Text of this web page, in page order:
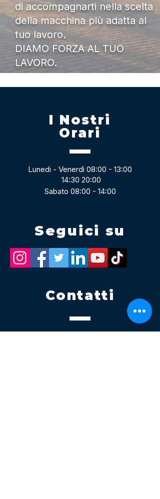
di accompagnarti nella scelta
della macchina più adatta al
tuo lavoro.
DIAMO FORZA AL TUO
LAVORO.
I Nostri
Orari
Lunedi - Venerdì 08:00 - 13:00
14:30 20:00
Sabato 08:00 - 14:00
Seguici su
Contatti